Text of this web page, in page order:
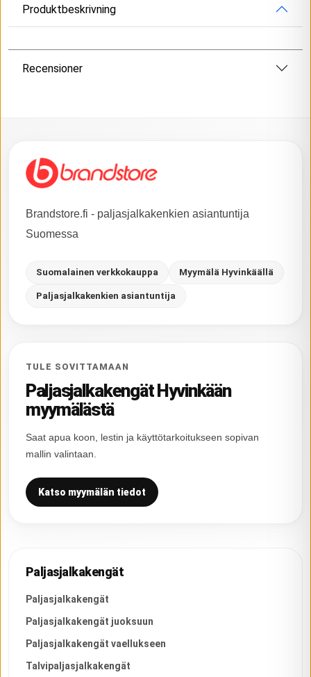
Produktbeskrivning
Recensioner
Brandstore.fi - paljasjalkakenkien asiantuntija
Suomessa
Suomalainen verkkokauppa Myymälä Hyvinkäällä
Paljasjalkakenkien asiantuntija
TULE SOVITTAMAAN
Paljasjalkakengät Hyvinkään
myymälästä
Saat apua koon, lestin ja käyttötarkoitukseen sopivan
mallin valintaan.
Katso myymälän tiedot
Paljasjalkakengät
Paljasjalkakengät
Paljasjalkakengät juoksuun
Paljasjalkakengät vaellukseen
Talvipaljasjalkakengät